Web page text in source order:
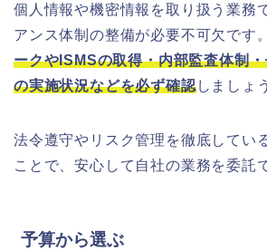
個人情報や機密情報を取り扱う業務
アンス体制の整備が必要不可欠です。
ークやISMSの取得・内部監査体制
の実施状況などを必ず確認しましょ
法令遵守やリスク管理を徹底してい
ことで、安心して自社の業務を委託
予算から選ぶ